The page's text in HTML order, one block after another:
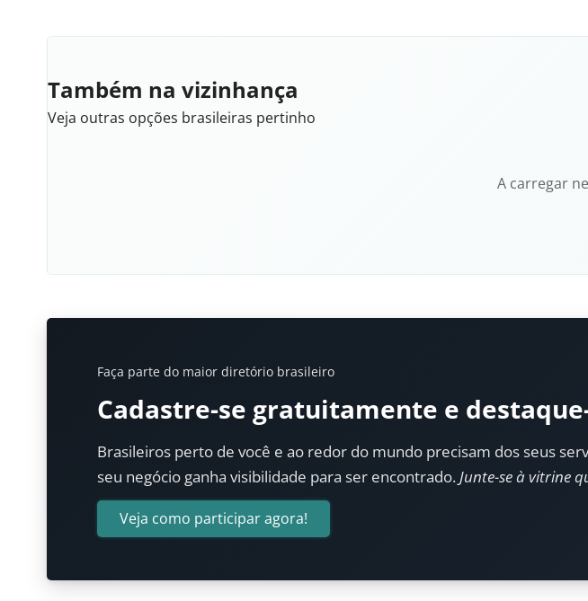
Também na vizinhança
Veja outras opções brasileiras pertinho
A carregar
Faça parte do maior diretório brasileiro
Cadastre-se gratuitamente e
Brasileiros perto de você e ao redor do mundo precisam dos seus
seu negócio ganha visibilidade para ser encontrado.Junte-se à vitrine
Veja como participar agora!